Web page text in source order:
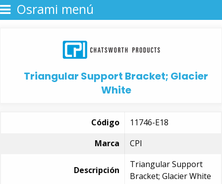
Osrami menú
Triangular Support Bracket; Glacier
White
Código
11746-E18
Marca
CPI
Descripción
Triangular Support
Bracket; Glacier White